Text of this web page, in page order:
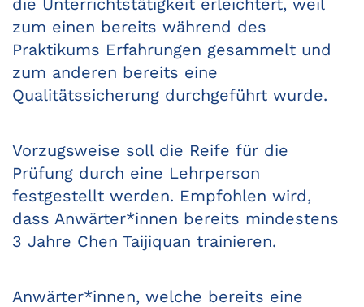
die Unterrichtstätigkeit erleichtert, weil
zum einen bereits während des
Praktikums Erfahrungen gesammelt und
zum anderen bereits eine
Qualitätssicherung durchgeführt wurde.
Vorzugsweise soll die Reife für die
Prüfung durch eine Lehrperson
festgestellt werden. Empfohlen wird,
dass Anwärter*innen bereits mindestens
3 Jahre Chen Taijiquan trainieren.
Anwärter*innen, welche bereits eine